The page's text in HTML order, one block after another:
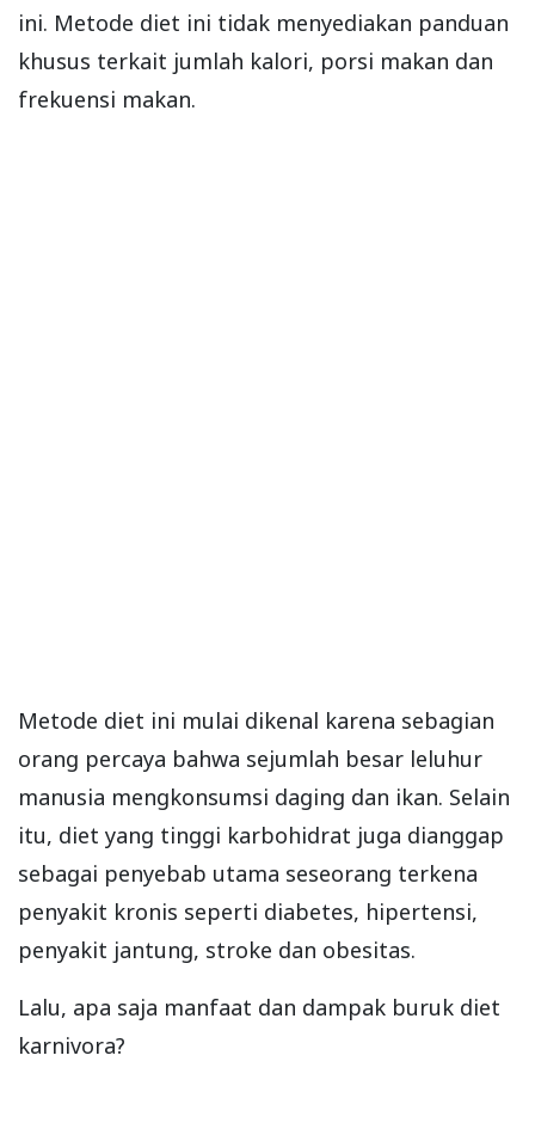
ini. Metode diet ini tidak menyediakan panduan
khusus terkait jumlah kalori, porsi makan dan
frekuensi makan.
Metode diet ini mulai dikenal karena sebagian
orang percaya bahwa sejumlah besar leluhur
manusia mengkonsumsi daging dan ikan. Selain
itu, diet yang tinggi karbohidrat juga dianggap
sebagai penyebab utama seseorang terkena
penyakit kronis seperti diabetes, hipertensi,
penyakit jantung, stroke dan obesitas.
Lalu, apa saja manfaat dan dampak buruk diet
karnivora?